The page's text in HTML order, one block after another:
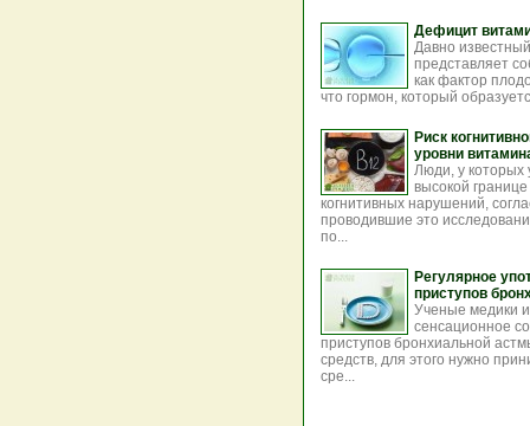
Дефицит
Давно
представляет
как фактор
что гормон, который
Риск
уровни
Люди, у которых
высокой
когнитивных нарушений,
проводившие это
по...
Регулярное
приступов
Ученые медики
сенсационное
приступов бронхиальной
средств, для этого нужно
сре...